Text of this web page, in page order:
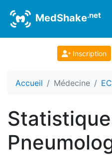
MedShake.net
Inscription
Accueil Médecine